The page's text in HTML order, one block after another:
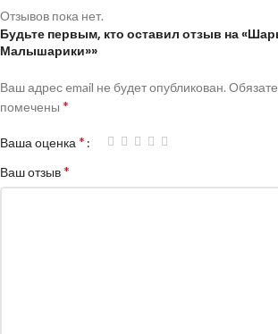
Отзывов пока нет.
Будьте первым, кто оставил отзыв на
Малышарики»»
Ваш адрес email не будет опубликован.
помечены *
Ваша оценка *
Ваш отзыв*